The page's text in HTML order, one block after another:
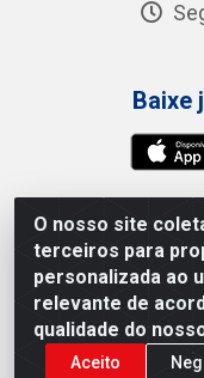
O nosso site
terceiros para
personalizada ao
relevante de
qualidade do
Aceito
Baixe
Femac
100 - Centro,